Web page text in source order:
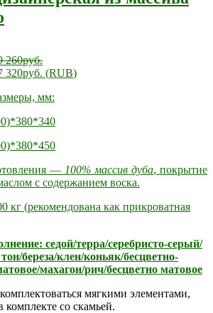
260руб.
320руб. (RUB)
мм:
— 100% массив дуба, покрытие
с содержанием воска.
кг (рекомендована как прикроватная
седой/терра/серебристо-серый/
береза/клен/коньяк/бесцветно-
махагон/рич/бесцветно матовое
мягкими элементами,
комплекте со скамьей.